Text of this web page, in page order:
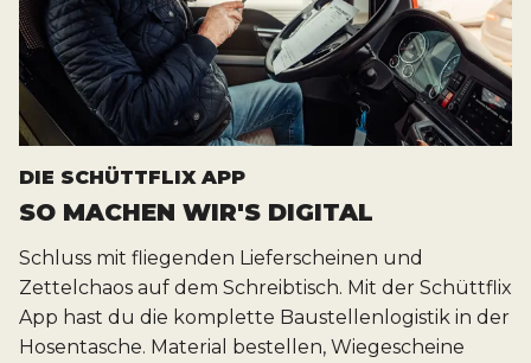
DIE SCHÜTTFLIX APP
SO MACHEN WIR'S DIGITAL
Schluss mit fliegenden Lieferscheinen und
Zettelchaos auf dem Schreibtisch. Mit der Schüttflix
App hast du die komplette Baustellenlogistik in der
Hosentasche. Material bestellen, Wiegescheine